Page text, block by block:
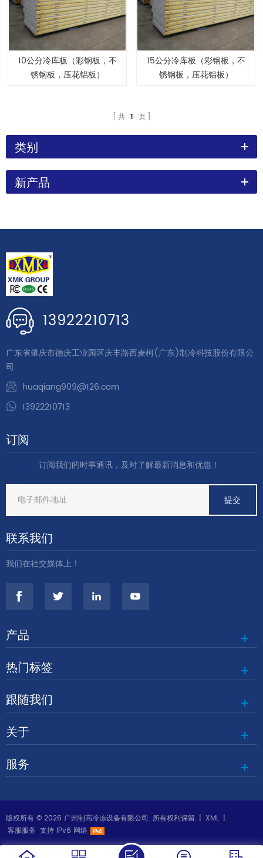
10公分冷库板（彩钢板，不
锈钢板，压花铝板）
15公分冷库板（彩钢板，不
锈钢板，压花铝板）
共 1 页
类别
新产品
13922210713
广东省肇庆市德庆工业园区庆丰路西麦柯(广东)制冷科技股份有限公
司
huaqiang909@126.com
13922210713
订阅
订阅我们的时事通讯，及时了解最新消息和优惠！
联系我们
我们在社交媒体上！
产品
热门标签
跟随我们
关于
服务
版权所有 © 2026 广州制高冷冻设备有限公司. 所有权利保留. | XML |
客服服务 支持 IPv6 网络